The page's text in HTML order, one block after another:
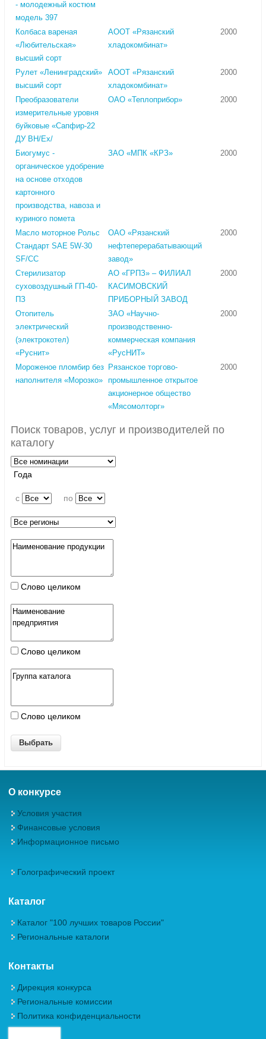
- молодежный костюм
модель 397
Колбаса вареная
«Любительская»
высший сорт
АООТ «Рязанский
хладокомбинат»
2000
Рулет «Ленинградский»
высший сорт
АООТ «Рязанский
хладокомбинат»
2000
Преобразователи
измерительные уровня
буйковые «Сапфир-22
ДУ ВН/Ех/
ОАО «Теплоприбор» 2000
Биогумус -
органическое удобрение
на основе отходов
картонного
производства, навоза и
куриного помета
ЗАО «МПК «КРЗ» 2000
Масло моторное Рольс
Стандарт SAE 5W-30
SF/CC
ОАО «Рязанский
нефтеперерабатывающий
завод»
2000
Стерилизатор
суховоздушный ГП-40-
ПЗ
АО «ГРПЗ» – ФИЛИАЛ
КАСИМОВСКИЙ
ПРИБОРНЫЙ ЗАВОД
2000
Отопитель
электрический
(электрокотел)
«Руснит»
ЗАО «Научно-
производственно-
коммерческая компания
«РусНИТ»
2000
Мороженое пломбир без
наполнителя «Морозко»
Рязанское торгово-
промышленное открытое
акционерное общество
«Мясомолторг»
2000
Поиск товаров, услуг и производителей по
каталогу
Года
c по
Слово целиком
Слово целиком
Слово целиком
О конкурсе
Условия участия
Финансовые условия
Информационное письмо
Голографический проект
Каталог
Каталог "100 лучших товаров России"
Региональные каталоги
Контакты
Дирекция конкурса
Региональные комиссии
Политика конфиденциальности